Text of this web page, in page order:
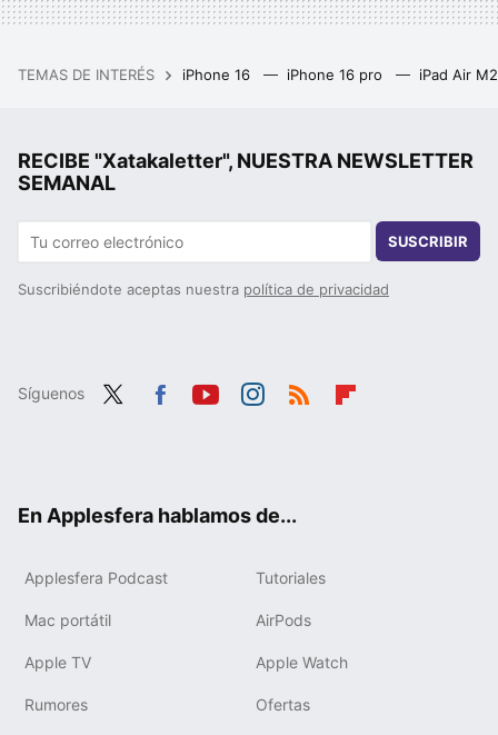
TEMAS DE INTERÉS iPhone 16 iPhone 16 pro iPad Air
RECIBE "Xatakaletter", NUESTRA NEWSLETTER
SEMANAL
SUSCRIBIR
Suscribiéndote aceptas nuestra política de privacidad
Síguenos
En Applesfera hablamos de...
Applesfera Podcast Tutoriales
Mac portátil AirPods
Apple TV Apple Watch
Rumores Ofertas